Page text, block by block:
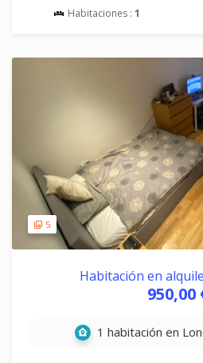
Habitaciones : 1
5
Habitación en
950,00
1 habitación en